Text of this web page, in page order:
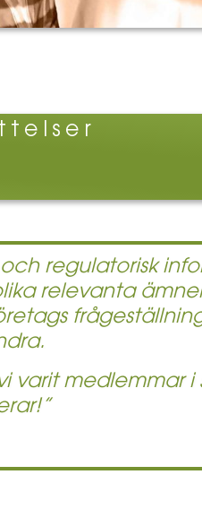
regulatorisk
relevanta
medlemmar i